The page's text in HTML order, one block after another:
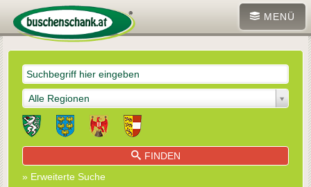
MENÜ
Alle Regionen
FINDEN
» Erweiterte Suche